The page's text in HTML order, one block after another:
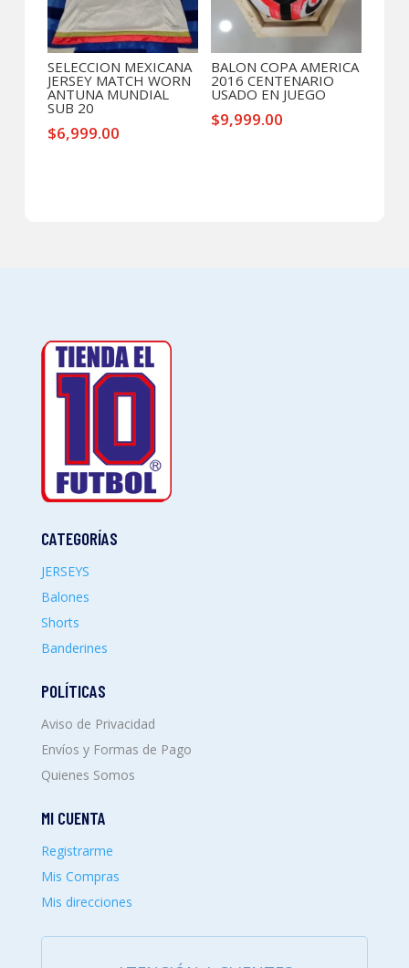
SELECCION MEXICANA
JERSEY MATCH WORN
ANTUNA MUNDIAL
SUB 20
$6,999.00
BALON COPA AMERICA
2016 CENTENARIO
USADO EN JUEGO
$9,999.00
CATEGORÍAS
JERSEYS
Balones
Shorts
Banderines
POLÍTICAS
Aviso de Privacidad
Envíos y Formas de Pago
Quienes Somos
MI CUENTA
Registrarme
Mis Compras
Mis direcciones